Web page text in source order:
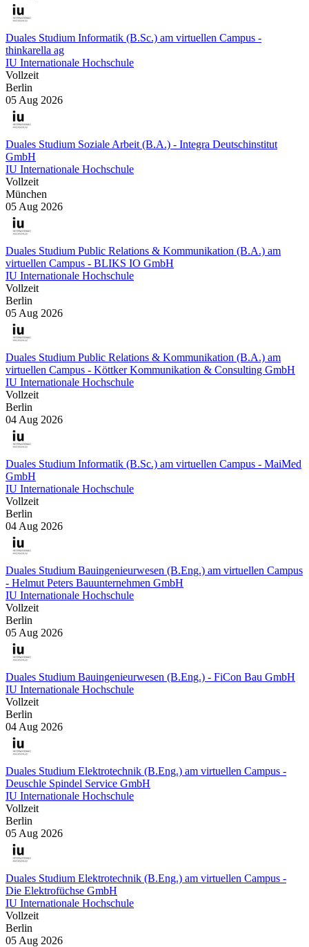
Duales Studium Informatik (B.Sc.) am virtuellen Campus -
thinkarella ag
IU Internationale Hochschule
Vollzeit
Berlin
05 Aug 2026
Duales Studium Soziale Arbeit (B.A.) - Integra Deutschinstitut
GmbH
IU Internationale Hochschule
Vollzeit
München
05 Aug 2026
Duales Studium Public Relations & Kommunikation (B.A.) am
virtuellen Campus - BLIKS IO GmbH
IU Internationale Hochschule
Vollzeit
Berlin
05 Aug 2026
Duales Studium Public Relations & Kommunikation (B.A.) am
virtuellen Campus - Köttker Kommunikation & Consulting GmbH
IU Internationale Hochschule
Vollzeit
Berlin
04 Aug 2026
Duales Studium Informatik (B.Sc.) am virtuellen Campus - MaiMed
GmbH
IU Internationale Hochschule
Vollzeit
Berlin
04 Aug 2026
Duales Studium Bauingenieurwesen (B.Eng.) am virtuellen Campus
- Helmut Peters Bauunternehmen GmbH
IU Internationale Hochschule
Vollzeit
Berlin
05 Aug 2026
Duales Studium Bauingenieurwesen (B.Eng.) - FiCon Bau GmbH
IU Internationale Hochschule
Vollzeit
Berlin
04 Aug 2026
Duales Studium Elektrotechnik (B.Eng.) am virtuellen Campus -
Deuschle Spindel Service GmbH
IU Internationale Hochschule
Vollzeit
Berlin
05 Aug 2026
Duales Studium Elektrotechnik (B.Eng.) am virtuellen Campus -
Die Elektrofüchse GmbH
IU Internationale Hochschule
Vollzeit
Berlin
05 Aug 2026